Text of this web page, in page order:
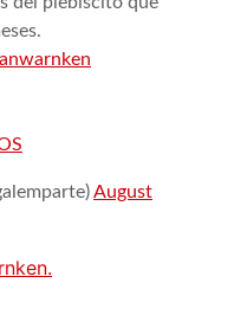
August